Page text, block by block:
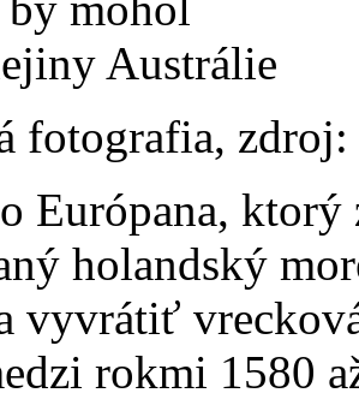
fotografia,
Európana,
holandský
vyvrátiť
rokmi 1580